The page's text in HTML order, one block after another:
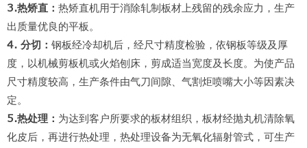
3.热矫直： 热矫直机用于消除轧制板材上残留的残余应力，生产
出质量优良的平板。
4. 分切： 钢板经冷却机后，经尺寸精度检验，依钢板等级及厚
度，以机械剪板机或火焰刨床，剪成适当宽度及长度。为使产品
尺寸精度较高，生产条件由气刀间隙、气割炬喷嘴大小等因素决
定。
5.热处理： 为达到客户所要求的板材组织，板材经抛丸机清除氧
化皮后，再进行热处理，热处理设备为无氧化辐射管式，可生产